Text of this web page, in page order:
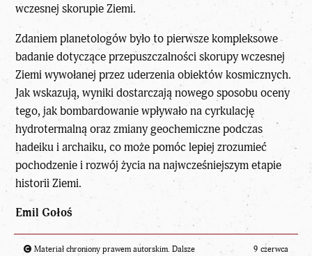
wczesnej skorupie Ziemi.
Zdaniem planetologów było to pierwsze kompleksowe
badanie dotyczące przepuszczalności skorupy wczesnej
Ziemi wywołanej przez uderzenia obiektów kosmicznych.
Jak wskazują, wyniki dostarczają nowego sposobu oceny
tego, jak bombardowanie wpływało na cyrkulację
hydrotermalną oraz zmiany geochemiczne podczas
hadeiku i archaiku, co może pomóc lepiej zrozumieć
pochodzenie i rozwój życia na najwcześniejszym etapie
historii Ziemi.
Emil Gołoś
Materiał chroniony prawem autorskim. Dalsze
9 czerwca